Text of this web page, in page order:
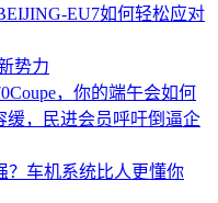
EU7如何轻松应对
势力
，你的端午会如何
缓，民进会员呼吁倒逼企
？车机系统比人更懂你